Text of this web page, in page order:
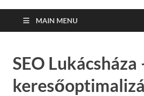
MAIN MENU
SEO Lukácsháza